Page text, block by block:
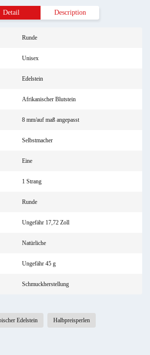
Detail Description
Runde
Unisex
Edelstein
Afrikanischer Blutstein
8 mm/auf maß angepasst
Selbstmacher
Eine
1 Strang
Runde
Ungefähr 17,72 Zoll
Natürliche
Ungefähr 45 g
Schmuckherstellung
Edelstein Halbpreisperlen